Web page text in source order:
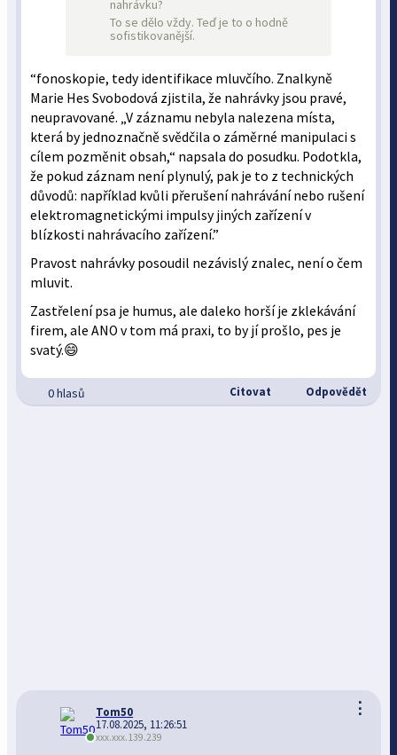
nahrávku?
To se dělo vždy. Teď je to o hodně
sofistikovanější.
“fonoskopie, tedy identifikace mluvčího. Znalkyně
Marie Hes Svobodová zjistila, že nahrávky jsou pravé,
neupravované. „V záznamu nebyla nalezena místa,
která by jednoznačně svědčila o záměrné manipulaci s
cílem pozměnit obsah,“ napsala do posudku. Podotkla,
že pokud záznam není plynulý, pak je to z technických
důvodů: například kvůli přerušení nahrávání nebo rušení
elektromagnetickými impulsy jiných zařízení v
blízkosti nahrávacího zařízení.”
Pravost nahrávky posoudil nezávislý znalec, není o čem
mluvit.
Zastřelení psa je humus, ale daleko horší je zklekávání
firem, ale ANO v tom má praxi, to by jí prošlo, pes je
svatý.😄
0 hlasů Citovat Odpovědět
⋮
Tom50
17.08.2025, 11:26:51
xxx.xxx.139.239